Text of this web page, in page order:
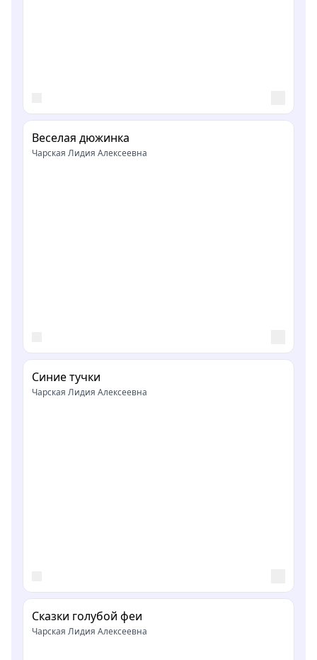
Веселая дюжинка
Чарская Лидия Алексеевна
Синие тучки
Чарская Лидия Алексеевна
Сказки голубой феи
Чарская Лидия Алексеевна